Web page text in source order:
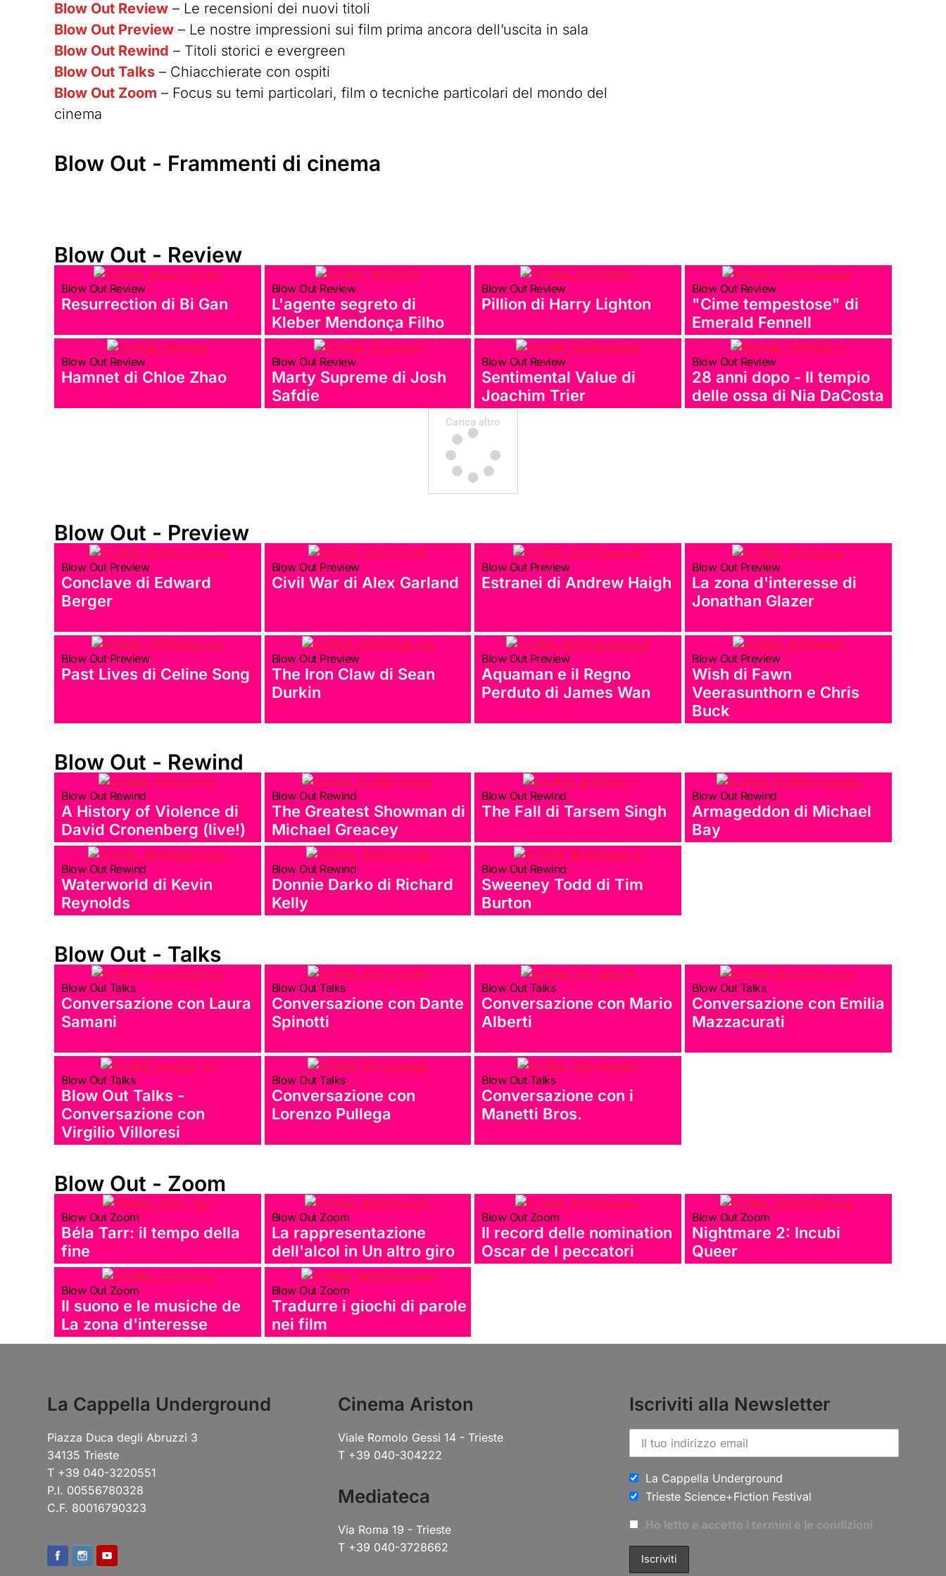
Blow Out Review – Le recensioni dei nuovi titoli
Blow Out Preview – Le nostre impressioni sui film prima ancora dell’uscita in sala
Blow Out Rewind – Titoli storici e evergreen
Blow Out Talks – Chiacchierate con ospiti
Blow Out Zoom – Focus su temi particolari, film o tecniche particolari del mondo del
cinema
Blow Out - Frammenti di cinema
Blow Out - Review
Blow Out Review
Resurrection di Bi Gan
Blow Out Review
L'agente segreto di
Kleber Mendonça Filho
Blow Out Review
Pillion di Harry Lighton
Blow Out Review
"Cime tempestose" di
Emerald Fennell
Blow Out Review
Hamnet di Chloe Zhao
Blow Out Review
Marty Supreme di Josh
Safdie
Blow Out Review
Sentimental Value di
Joachim Trier
Blow Out Review
28 anni dopo - Il tempio
delle ossa di Nia DaCosta
Carica altro
Blow Out - Preview
Blow Out Preview
Conclave di Edward
Berger
Blow Out Preview
Civil War di Alex Garland
Blow Out Preview
Estranei di Andrew Haigh
Blow Out Preview
La zona d'interesse di
Jonathan Glazer
Blow Out Preview
Past Lives di Celine Song
Blow Out Preview
The Iron Claw di Sean
Durkin
Blow Out Preview
Aquaman e il Regno
Perduto di James Wan
Blow Out Preview
Wish di Fawn
Veerasunthorn e Chris
Buck
Blow Out - Rewind
Blow Out Rewind
A History of Violence di
David Cronenberg (live!)
Blow Out Rewind
The Greatest Showman di
Michael Greacey
Blow Out Rewind
The Fall di Tarsem Singh
Blow Out Rewind
Armageddon di Michael
Bay
Blow Out Rewind
Waterworld di Kevin
Reynolds
Blow Out Rewind
Donnie Darko di Richard
Kelly
Blow Out Rewind
Sweeney Todd di Tim
Burton
Blow Out - Talks
Blow Out Talks
Conversazione con Laura
Samani
Blow Out Talks
Conversazione con Dante
Spinotti
Blow Out Talks
Conversazione con Mario
Alberti
Blow Out Talks
Conversazione con Emilia
Mazzacurati
Blow Out Talks
Blow Out Talks -
Conversazione con
Virgilio Villoresi
Blow Out Talks
Conversazione con
Lorenzo Pullega
Blow Out Talks
Conversazione con i
Manetti Bros.
Blow Out - Zoom
Blow Out Zoom
Béla Tarr: il tempo della
fine
Blow Out Zoom
La rappresentazione
dell'alcol in Un altro giro
Blow Out Zoom
Il record delle nomination
Oscar de I peccatori
Blow Out Zoom
Nightmare 2: Incubi
Queer
Blow Out Zoom
Il suono e le musiche de
La zona d'interesse
Blow Out Zoom
Tradurre i giochi di parole
nei film
La Cappella Underground
Piazza Duca degli Abruzzi 3
34135 Trieste
T +39 040-3220551
P.I. 00556780328
C.F. 80016790323
Cinema Ariston
Viale Romolo Gessi 14 - Trieste
T +39 040-304222
Mediateca
Via Roma 19 - Trieste
T +39 040-3728662
Iscriviti alla Newsletter
La Cappella Underground
Trieste Science+Fiction Festival
Ho letto e accetto i termini e le condizioni